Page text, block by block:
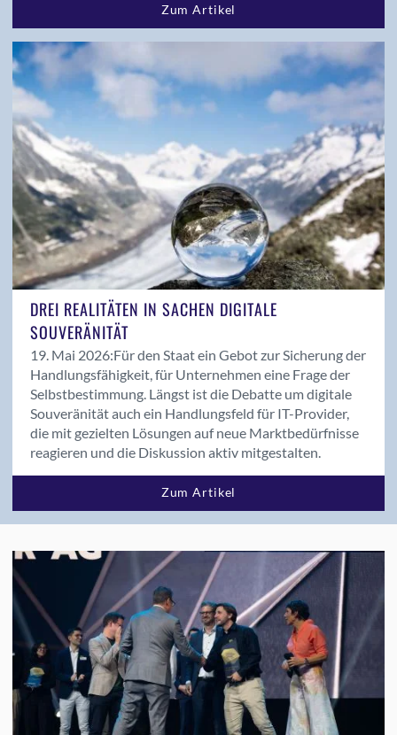
Zum Artikel
DREI REALITÄTEN IN SACHEN DIGITALE
SOUVERÄNITÄT
19. Mai 2026:Für den Staat ein Gebot zur Sicherung der
Handlungsfähigkeit, für Unternehmen eine Frage der
Selbstbestimmung. Längst ist die Debatte um digitale
Souveränität auch ein Handlungsfeld für IT-Provider,
die mit gezielten Lösungen auf neue Marktbedürfnisse
reagieren und die Diskussion aktiv mitgestalten.
Zum Artikel